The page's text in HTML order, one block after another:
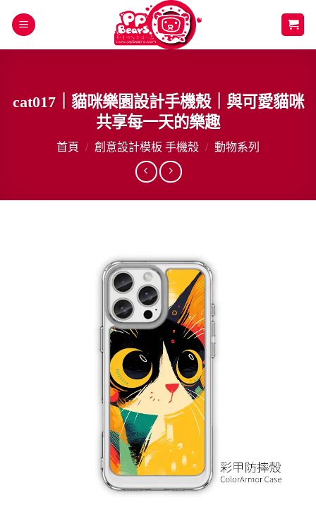
cat017｜貓咪樂園設計手機殼｜與可愛貓咪
共享每一天的樂趣
首頁 / 創意設計模板 手機殼 / 動物系列